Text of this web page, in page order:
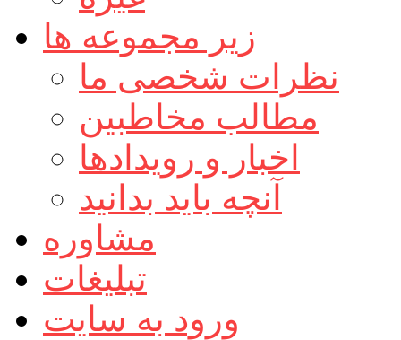
زیر مجموعه ها
نظرات شخصی ما
مطالب مخاطبین
اخبار و رویدادها
آنچه باید بدانید
مشاوره
تبلیغات
ورود به سایت